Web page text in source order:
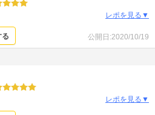
レポを見る▼
公開日:2020/10/19
る
レポを見る▼